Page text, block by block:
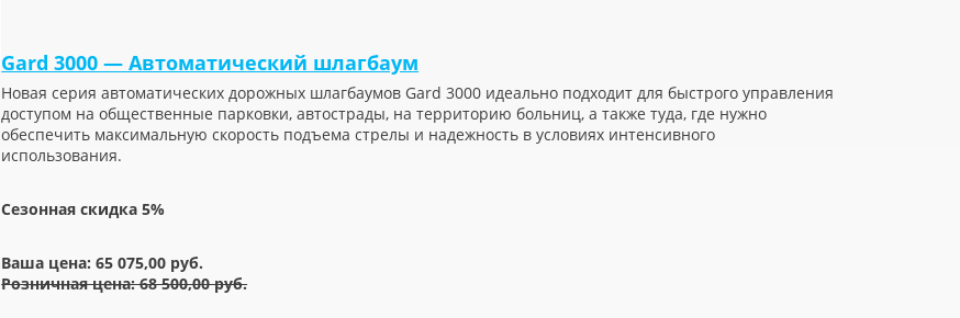
Gard 3000 — Автоматический шлагбаум
Новая серия автоматических дорожных шлагбаумов Gard 3000 идеально подходит для быстрого управления
доступом на общественные парковки, автострады, на территорию больниц, а также туда, где нужно
обеспечить максимальную скорость подъема стрелы и надежность в условиях интенсивного
использования.
Сезонная скидка 5%
Ваша цена: 65 075,00 руб.
Розничная цена: 68 500,00 руб.